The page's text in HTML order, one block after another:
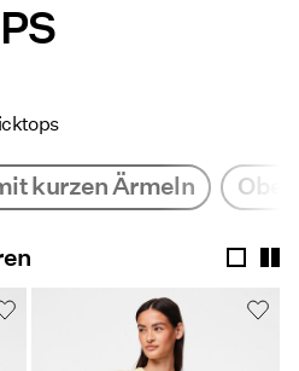
kurzen Ärmeln